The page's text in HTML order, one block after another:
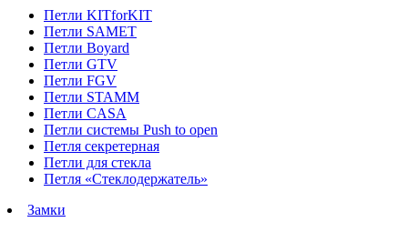
Петли KITforKIT
Петли SAMET
Петли Boyard
Петли GTV
Петли FGV
Петли STAMM
Петли CASA
Петли системы Push to open
Петля секретерная
Петли для стекла
Петля «Стеклодержатель»
Замки